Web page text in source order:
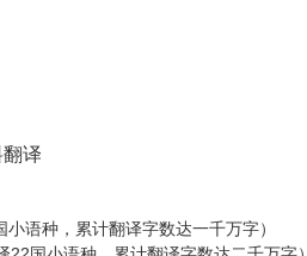
译
小语种，累计翻译字数达一千万字）